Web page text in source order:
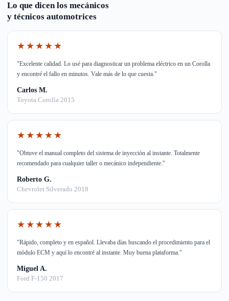
Lo que dicen los mecánicos
y técnicos automotrices
★★★★★
"Excelente calidad. Lo usé para diagnosticar un problema eléctrico en un Corolla
y encontré el fallo en minutos. Vale más de lo que cuesta."
Carlos M.
Toyota Corolla 2015
★★★★★
"Obtuve el manual completo del sistema de inyección al instante. Totalmente
recomendado para cualquier taller o mecánico independiente."
Roberto G.
Chevrolet Silverado 2018
★★★★★
"Rápido, completo y en español. Llevaba días buscando el procedimiento para el
módulo ECM y aquí lo encontré al instante. Muy buena plataforma."
Miguel A.
Ford F-150 2017